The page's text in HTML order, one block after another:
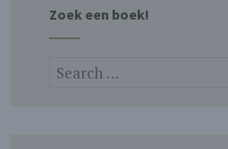
Zoek een boek!